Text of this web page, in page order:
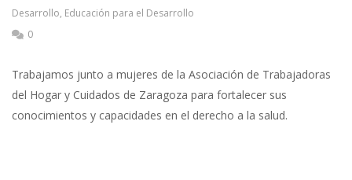
Desarrollo, Educación para el Desarrollo
0
Trabajamos junto a mujeres de la Asociación de Trabajadoras
del Hogar y Cuidados de Zaragoza para fortalecer sus
conocimientos y capacidades en el derecho a la salud.